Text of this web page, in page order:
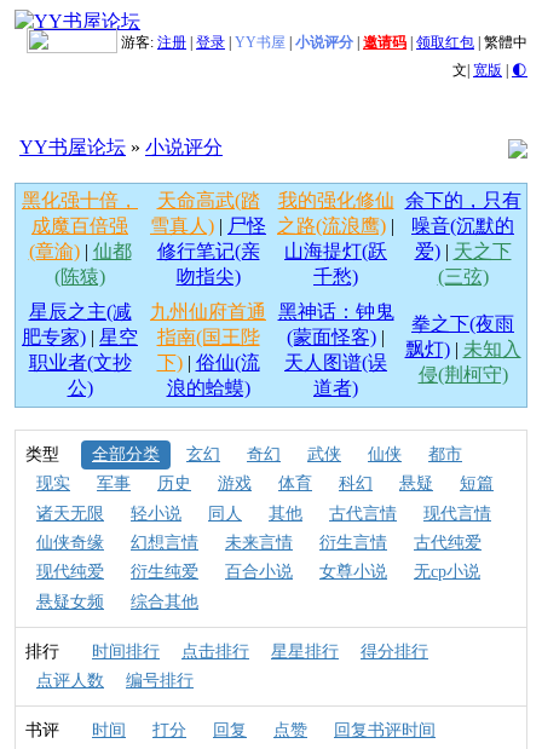
游客: 注册 登录 YY书屋 小说评分 邀请码 领取红包 繁體中
文| 宽版 | 🌓
YY书屋论坛 » 小说评分
黑化强十倍，
成魔百倍强
(章渝)| 仙都
(陈猿)
天命高武(踏
雪真人) | 尸怪
修行笔记(亲
吻指尖)
我的强化修仙
之路(流浪鹰) |
山海提灯(跃
千愁)
余下的，只有
噪音(沉默的
爱)| 天之下
(三弦)
星辰之主(减
肥专家) | 星空
职业者(文抄
公)
九州仙府首通
指南(国王陛
下)| 俗仙(流
浪的蛤蟆)
黑神话：钟鬼
(蒙面怪客) |
天人图谱(误
道者)
拳之下(夜雨
飘灯)| 未知入
侵(荆柯守)
类型 全部分类 玄幻 奇幻 武侠 仙侠
都市
现实
军事 历史 游戏 体育 科幻 悬疑
短篇
诸天无限
轻小说 同人 其他 古代言情
现代言情
仙侠奇缘
幻想言情 未来言情 衍生言情
古代纯爱
现代纯爱
衍生纯爱 百合小说 女尊小说
无cp小说
悬疑女频
综合其他
排行 时间排行 点击排行 星星排行
得分排行
点评人数
编号排行
书评 时间 打分 回复 点赞
回复书评时间